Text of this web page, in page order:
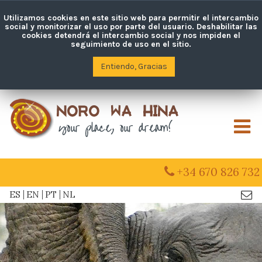
+34 670 826 732
ES EN PT NL
Utilizamos cookies en este sitio web para permitir el intercambio
social y monitorizar el uso por parte del usuario. Deshabilitar las
cookies detendrá el intercambio social y nos impiden el
seguimiento de uso en el sitio.
Entiendo, Gracias